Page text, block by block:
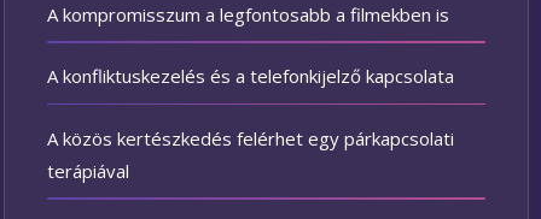
A kompromisszum a legfontosabb a filmekben is
A konfliktuskezelés és a telefonkijelző kapcsolata
A közös kertészkedés felérhet egy párkapcsolati
terápiával